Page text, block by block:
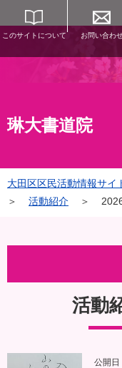
このサイトについて お問い合わ
琳大書道院
大田区区民活動情報サイ
＞
活動紹介 ＞
活動
公開日